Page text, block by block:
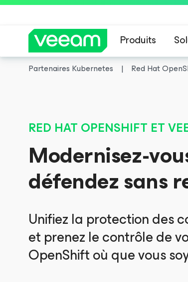
Produits
Partenaires Kubernetes Red Hat
RED HAT OPENSHIFT ET
Modernisez-
défendez sans
Unifiez la protection des
et prenez le contrôle de
OpenShift où que vous